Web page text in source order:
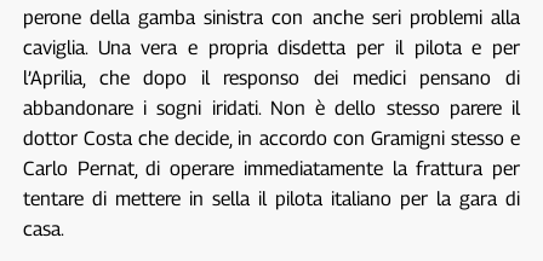
perone della gamba sinistra con anche seri problemi alla
caviglia. Una vera e propria disdetta per il pilota e per
l’Aprilia, che dopo il responso dei medici pensano di
abbandonare i sogni iridati. Non è dello stesso parere il
dottor Costa che decide, in accordo con Gramigni stesso e
Carlo Pernat, di operare immediatamente la frattura per
tentare di mettere in sella il pilota italiano per la gara di
casa.